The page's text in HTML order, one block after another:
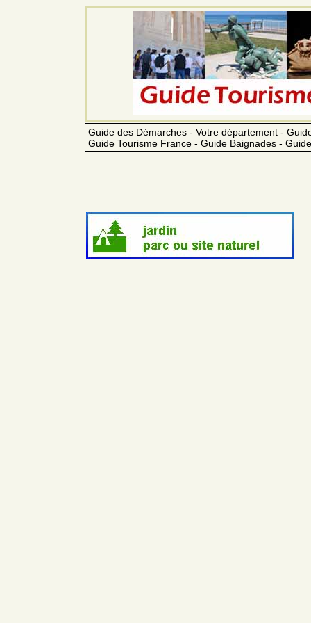
Guide des Démarches - Votre département -
Guide Tourisme France - Guide Baignades -